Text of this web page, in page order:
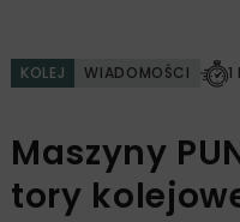
KOLEJ WIADOMOŚCI 1
Maszyny
tory